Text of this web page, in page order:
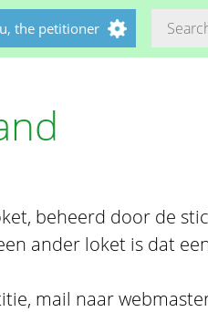
the petitioner
beheerd door de
ander loket is dat
mail naar